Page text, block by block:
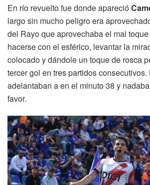
En río revuelto fue donde apareció
largo sin mucho peligro era
del Rayo que aprovechaba el mal
hacerse con el esférico, levantar la
colocado y dándole un toque de rosca
tercer gol en tres partidos
adelantaban a en el minuto 38 y
favor.